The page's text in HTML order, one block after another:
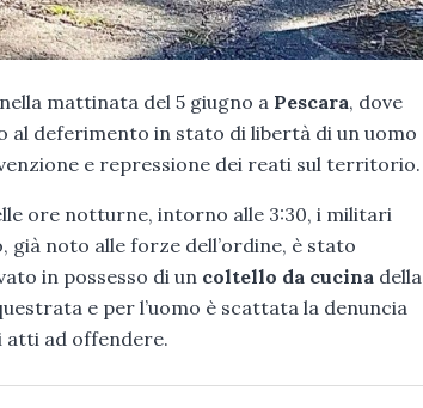
mattinata del 5 giugno a Pescara, dove
al deferimento in stato di libertà di un uomo
e repressione dei reati sul territorio.
ore notturne, intorno alle 3:30, i militari
già noto alle forze dell’ordine, è stato
in possesso di un coltello da cucina della
e per l’uomo è scattata la denuncia
atti ad offendere.